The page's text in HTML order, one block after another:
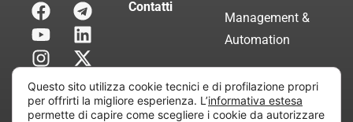
Contatti
Management &
Automation
Consulenza
Certificata
Questo sito utilizza cookie tecnici e di profilazione propri
per offrirti la migliore esperienza. L’informativa estesa
permette di capire come scegliere i cookie da autorizzare